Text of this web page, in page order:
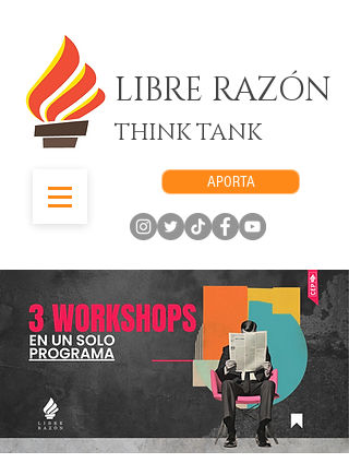
LIBRE RAZÓN
THINK TANK
APORTA